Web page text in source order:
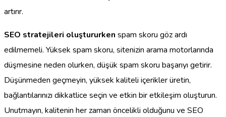
artırır.
SEO stratejileri oluştururken spam skoru göz ardı
edilmemeli. Yüksek spam skoru, sitenizin arama motorlarında
düşmesine neden olurken, düşük spam skoru başarıyı getirir.
Düşünmeden geçmeyin, yüksek kaliteli içerikler üretin,
bağlantılarınızı dikkatlice seçin ve etkin bir etkileşim oluşturun.
Unutmayın, kalitenin her zaman öncelikli olduğunu ve SEO